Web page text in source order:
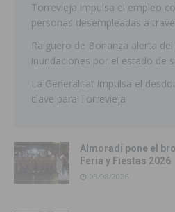
Torrevieja impulsa el empleo
personas desempleadas a
Raiguero de Bonanza alerta
inundaciones por el estado de
La Generalitat impulsa el
clave para Torrevieja
Almoradí pone el
Feria y Fiestas 2026
03/08/2026